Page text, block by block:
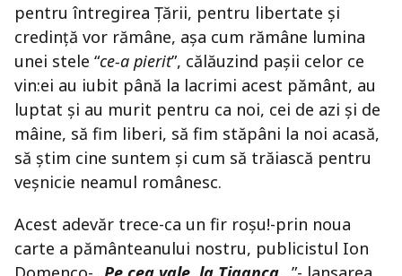
pentru întregirea Țării, pentru libertate și
credință vor rămâne, așa cum rămâne lumina
unei stele “ce-a pierit”, călăuzind pașii celor ce
vin:ei au iubit până la lacrimi acest pământ, au
luptat și au murit pentru ca noi, cei de azi și de
mâine, să fim liberi, să fim stăpâni la noi acasă,
să știm cine suntem și cum să trăiască pentru
veșnicie neamul românesc.
Acest adevăr trece-ca un fir roșu!-prin noua
carte a pământeanului nostru, publicistul Ion